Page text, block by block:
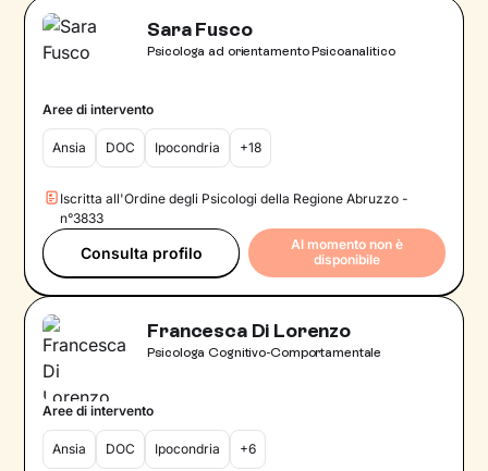
Sara Fusco
Psicologa ad orientamento Psicoanalitico
Aree di intervento
Ansia DOC Ipocondria +18
Iscritta all'Ordine degli Psicologi della Regione Abruzzo -
n°3833
Consulta profilo
Al momento non è
disponibile
Francesca Di Lorenzo
Psicologa Cognitivo-Comportamentale
Aree di intervento
Ansia DOC Ipocondria +6